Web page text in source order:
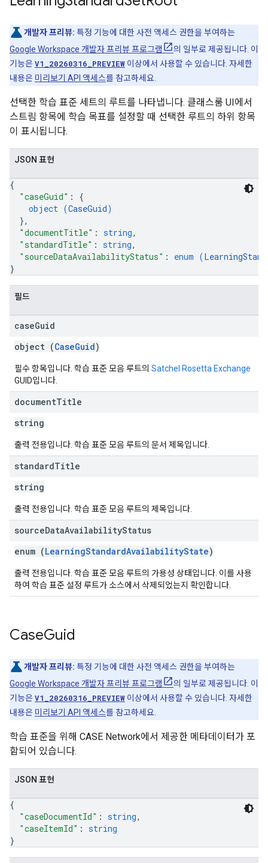
개발자 프리뷰: 특정 기능에 대한 사전 액세스 권한을 부여하는
Google Workspace 개발자 프리뷰 프로그램
의 일부로 제공됩니다. 이
기능은V1_20260316_PREVIEW 이상에서 사용할 수 있습니다. 자세한
내용은 미리보기 API 액세스를 참고하세요.
선택한 학습 표준 세트의 루트를 나타냅니다. 클래스룸 UI에서
스트림 항목에 학습 목표를 설정할 때 선택한 루트의 하위 항목
이 표시됩니다.
JSON 표현
{
"caseGuid" : {
object (CaseGuid)
},
"documentTitle" : string,
"standardTitle" : string,
"sourceDataAvailabilityStatus" : enum (
}
필드
caseGuid
object (CaseGuid)
필수 항목입니다. 학습 표준 모음 루트의 Satchel Rosetta Exchange
GUID입니다.
documentTitle
string
출력 전용입니다. 학습 표준 모음 루트의 문서 제목입니다.
standardTitle
string
출력 전용입니다. 학습 표준 모음 루트의 제목입니다.
sourceDataAvailabilityStatus
enum (LearningStandardAvailabilityState)
출력 전용입니다. 학습 표준 모음 루트의 가용성 상태입니다. 이를 사용
하여 학습 표준 설정 루트가 소스에서 삭제되었는지 확인합니다.
CaseGuid
개발자 프리뷰: 특정 기능에 대한 사전 액세스 권한을 부여하는
Google Workspace 개발자 프리뷰 프로그램
의 일부로 제공됩니다. 이
기능은V1_20260316_PREVIEW 이상에서 사용할 수 있습니다. 자세한
내용은 미리보기 API 액세스를 참고하세요.
학습 표준을 위해 CASE Network에서 제공한 메타데이터가 포
함되어 있습니다.
JSON 표현
{
"caseDocumentId" : string,
"caseItemId" : string
}